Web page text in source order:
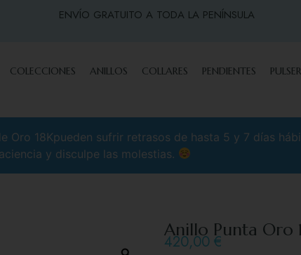
ENVÍO GRATUITO A TODA LA PENÍNSULA
COLECCIONES ANILLOS COLLARES PENDIENTES
18Kpueden sufrir retrasos de hasta 5 y 7 días
y disculpe las molestias.
Anillo Punta Oro
420,00 €